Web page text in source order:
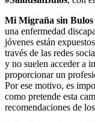
Mi Migraña sin Bulos
una enfermedad
jóvenes están
través de las redes
y no suelen acceder a
proporcionar un
Por ese motivo, es
como pretende esta
recomendaciones de